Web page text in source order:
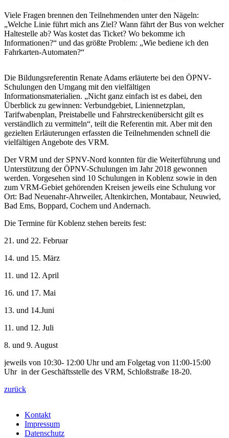
Viele Fragen brennen den Teilnehmenden unter den Nägeln:
„Welche Linie führt mich ans Ziel? Wann fährt der Bus von welcher
Haltestelle ab? Was kostet das Ticket? Wo bekomme ich
Informationen?“ und das größte Problem: „Wie bediene ich den
Fahrkarten-Automaten?“
Die Bildungsreferentin Renate Adams erläuterte bei den ÖPNV-
Schulungen den Umgang mit den vielfältigen
Informationsmaterialien. „Nicht ganz einfach ist es dabei, den
Überblick zu gewinnen: Verbundgebiet, Liniennetzplan,
Tarifwabenplan, Preistabelle und Fahrstreckenübersicht gilt es
verständlich zu vermitteln“, teilt die Referentin mit. Aber mit den
gezielten Erläuterungen erfassten die Teilnehmenden schnell die
vielfältigen Angebote des VRM.
Der VRM und der SPNV-Nord konnten für die Weiterführung und
Unterstützung der ÖPNV-Schulungen im Jahr 2018 gewonnen
werden. Vorgesehen sind 10 Schulungen in Koblenz sowie in den
zum VRM-Gebiet gehörenden Kreisen jeweils eine Schulung vor
Ort: Bad Neuenahr-Ahrweiler, Altenkirchen, Montabaur, Neuwied,
Bad Ems, Boppard, Cochem und Andernach.
Die Termine für Koblenz stehen bereits fest:
21. und 22. Februar
14. und 15. März
11. und 12. April
16. und 17. Mai
13. und 14.Juni
11. und 12. Juli
8. und 9. August
jeweils von 10:30- 12:00 Uhr und am Folgetag von 11:00-15:00
Uhr in der Geschäftsstelle des VRM, Schloßstraße 18-20.
zurück
Kontakt
Impressum
Datenschutz